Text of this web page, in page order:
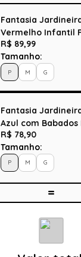
Fantasia
Vermelho Infantil
R$ 89,99
Tamanho:
P M G
Fantasia
Azul com
R$ 78,90
Tamanho:
P M G